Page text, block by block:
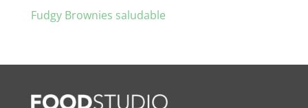
Fudgy Brownies saludable